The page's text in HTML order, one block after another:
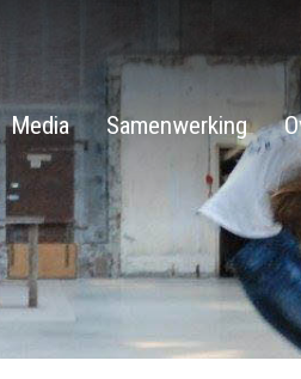
de
inhoud
gaan
Media Samenwerking